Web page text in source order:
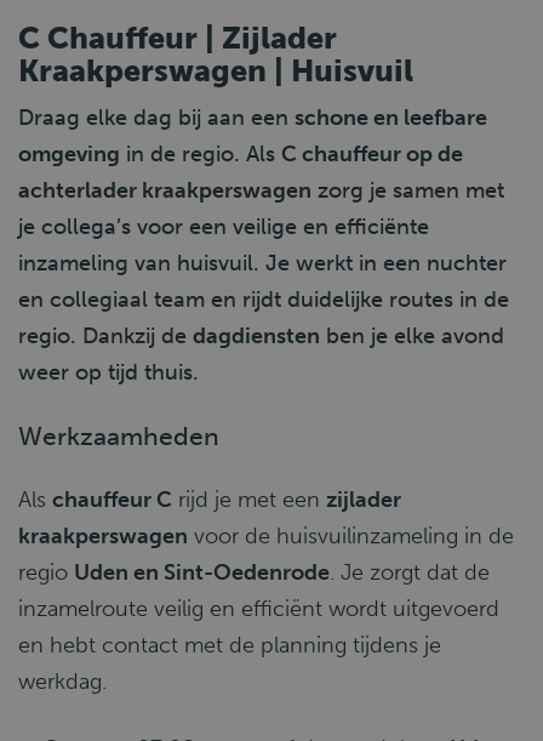
C Chauffeur | Zijlader
Kraakperswagen | Huisvuil
Draag elke dag bij aan een schone en leefbare
omgeving in de regio. Als C chauffeur op de
achterlader kraakperswagen zorg je samen met
je collega’s voor een veilige en efficiënte
inzameling van huisvuil. Je werkt in een nuchter
en collegiaal team en rijdt duidelijke routes in de
regio. Dankzij de dagdiensten ben je elke avond
weer op tijd thuis.
Werkzaamheden
Als chauffeur C rijd je met een zijlader
kraakperswagen voor de huisvuilinzameling in de
regio Uden en Sint-Oedenrode. Je zorgt dat de
inzamelroute veilig en efficiënt wordt uitgevoerd
en hebt contact met de planning tijdens je
werkdag.